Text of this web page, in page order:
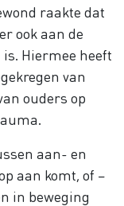
raakte dat
ook aan de
is. Hiermee heeft
van
ouders op
aan- en
aan komt, of –
in beweging